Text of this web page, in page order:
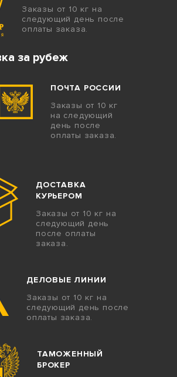
Заказы от 10 кг на
следующий день после
оплаты заказа.
за рубеж
ПОЧТА РОССИИ
Заказы от 10 кг
на следующий
день после
оплаты заказа.
ДОСТАВКА
КУРЬЕРОМ
Заказы от 10 кг на
следующий день
после оплаты
заказа.
ДЕЛОВЫЕ ЛИНИИ
Заказы от 10 кг на
следующий день после
оплаты заказа.
ТАМОЖЕННЫЙ
БРОКЕР